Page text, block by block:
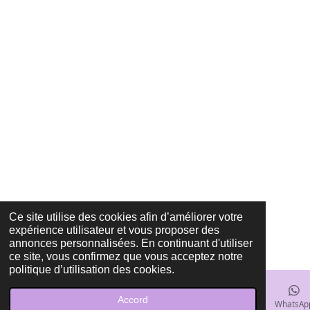
Ce site utilise des cookies afin d’améliorer votre
expérience utilisateur et vous proposer des
annonces personnalisées. En continuant d'utiliser
ce site, vous confirmez que vous acceptez notre
politique d’utilisation des cookies.
Accord
Téléphone